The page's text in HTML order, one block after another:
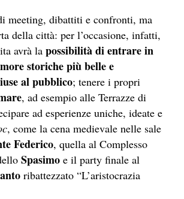
meeting, dibattiti e confronti, ma
della città: per l’occasione, infatti,
avrà la possibilità di entrare in
storiche più belle e
al pubblico; tenere i propri
, ad esempio alle Terrazze di
ad esperienze uniche, ideate e
, come la cena medievale nelle sale
Federico, quella al Complesso
Spasimo e il party finale al
ribattezzato “L’aristocrazia